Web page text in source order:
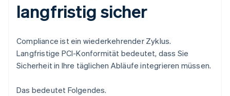
langfristig sicher
Compliance ist ein wiederkehrender Zyklus.
Langfristige PCI-Konformität bedeutet, dass Sie
Sicherheit in Ihre täglichen Abläufe integrieren müssen.
Das bedeutet Folgendes.